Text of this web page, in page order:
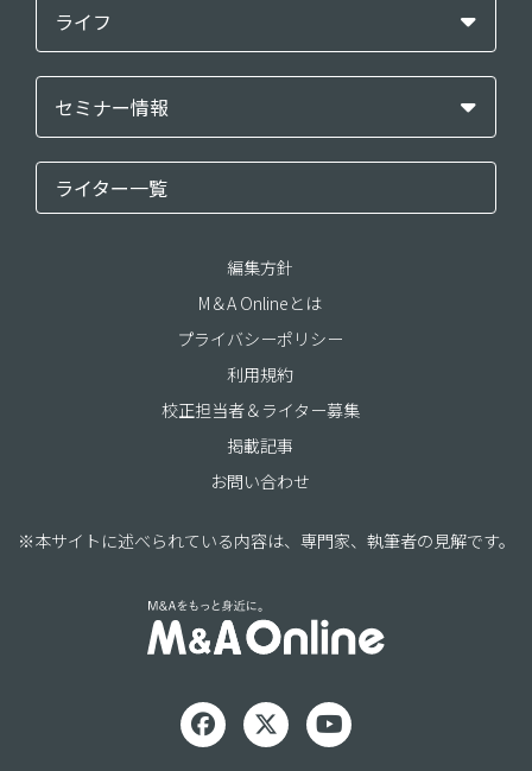
ライフ
セミナー情報
ライター一覧
編集方針
M＆A Onlineとは
プライバシーポリシー
利用規約
校正担当者＆ライター募集
掲載記事
お問い合わせ
※本サイトに述べられている内容は、専門家、執筆者の見解です。